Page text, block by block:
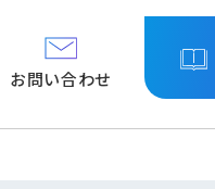
お問い合わせ